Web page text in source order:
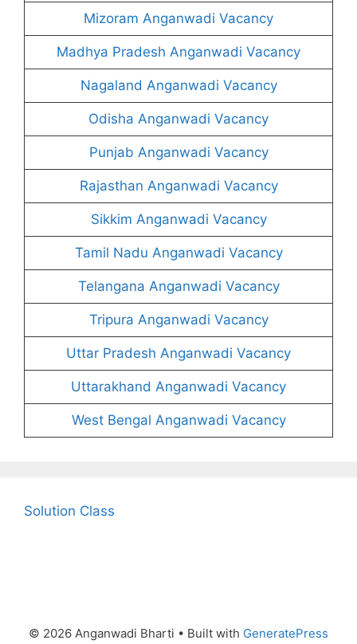
Mizoram Anganwadi Vacancy
Madhya Pradesh Anganwadi Vacancy
Nagaland Anganwadi Vacancy
Odisha Anganwadi Vacancy
Punjab Anganwadi Vacancy
Rajasthan Anganwadi Vacancy
Sikkim Anganwadi Vacancy
Tamil Nadu Anganwadi Vacancy
Telangana Anganwadi Vacancy
Tripura Anganwadi Vacancy
Uttar Pradesh Anganwadi Vacancy
Uttarakhand Anganwadi Vacancy
West Bengal Anganwadi Vacancy
Solution Class
© 2026 Anganwadi Bharti • Built with GeneratePress